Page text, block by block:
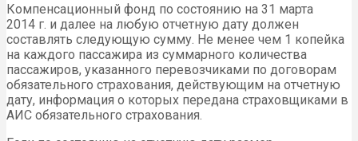
Компенсационный фонд по состоянию на 31 марта
2014 г. и далее на любую отчетную дату должен
составлять следующую сумму. Не менее чем 1 копейка
на каждого пассажира из суммарного количества
пассажиров, указанного перевозчиками по договорам
обязательного страхования, действующим на отчетную
дату, информация о которых передана страховщиками в
АИС обязательного страхования.